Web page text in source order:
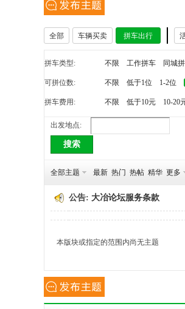
冶
网
丨
全部 车辆买卖 拼车出行
拼车类型: 不限 工作拼车 同城
可拼位数: 不限 低于1位 1-2位
拼车费用: 不限 低于10元 10-20
出发地点:
搜索
全部主题 最新 热门 热帖 精华 更多
公告: 大冶论坛服务条款
本版块或指定的范围内尚无主题